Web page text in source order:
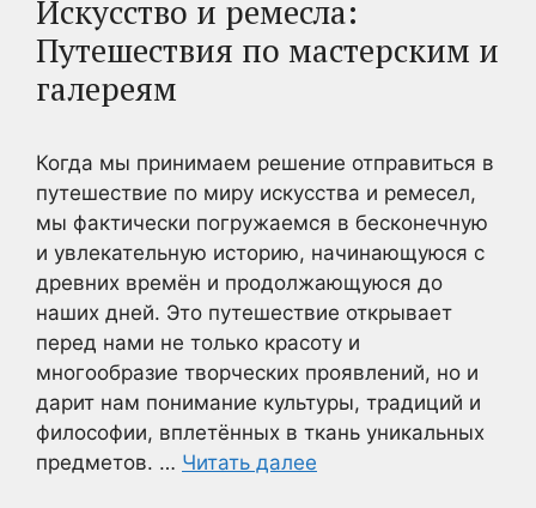
Искусство и ремесла:
Путешествия по мастерским и
галереям
Когда мы принимаем решение отправиться в
путешествие по миру искусства и ремесел,
мы фактически погружаемся в бесконечную
и увлекательную историю, начинающуюся с
древних времён и продолжающуюся до
наших дней. Это путешествие открывает
перед нами не только красоту и
многообразие творческих проявлений, но и
дарит нам понимание культуры, традиций и
философии, вплетённых в ткань уникальных
предметов. … Читать далее